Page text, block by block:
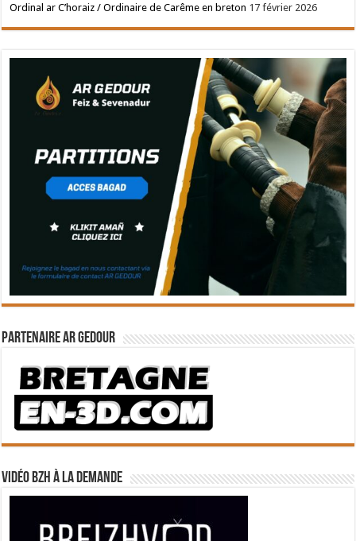
Ordinal ar C’horaiz / Ordinaire de Carême en breton 17 février 2026
Partenaire Ar Gedour
Vidéo BZH à la demande